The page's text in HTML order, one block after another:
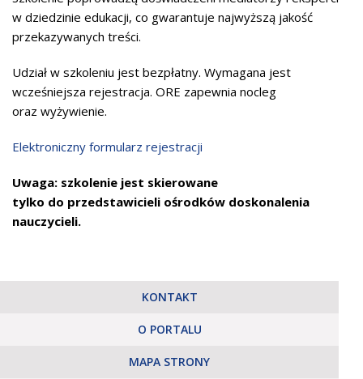
w dziedzinie edukacji, co gwarantuje najwyższą jakość
przekazywanych treści.
Udział w szkoleniu jest bezpłatny. Wymagana jest
wcześniejsza rejestracja. ORE zapewnia nocleg
oraz wyżywienie.
Elektroniczny formularz rejestracji
Uwaga: szkolenie jest skierowane
tylko do przedstawicieli ośrodków doskonalenia
nauczycieli.
KONTAKT
O PORTALU
MAPA STRONY